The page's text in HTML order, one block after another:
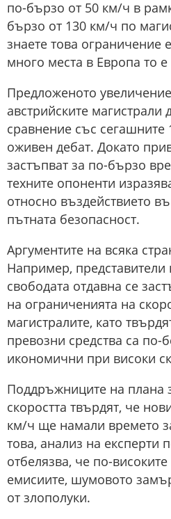
по-бързо от 50 км/ч в
бързо от 130 км/ч по
знаете това ограничение
много места в Европа то
Предложеното
австрийските магистрали
сравнение със
оживен дебат. Докато
застъпват за по-бързо
техните опоненти
относно въздействието
пътната безопасност.
Аргументите на всяка
Например, представители
свободата отдавна се
на ограниченията на
магистралите, като
превозни средства са по-
икономични при високи
Поддръжниците на плана
скоростта твърдят, че
км/ч ще намали времето
това, анализ на експерти
отбелязва, че по-
емисиите, шумовото
от злополуки.